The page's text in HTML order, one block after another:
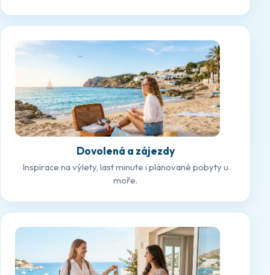
Dovolená a zájezdy
Inspirace na výlety, last minute i plánované pobyty u
moře.